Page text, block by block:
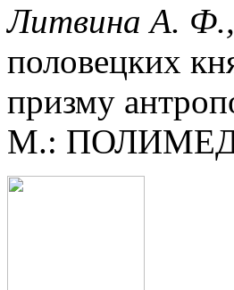
Литвина А.
половецких
призму
М.: